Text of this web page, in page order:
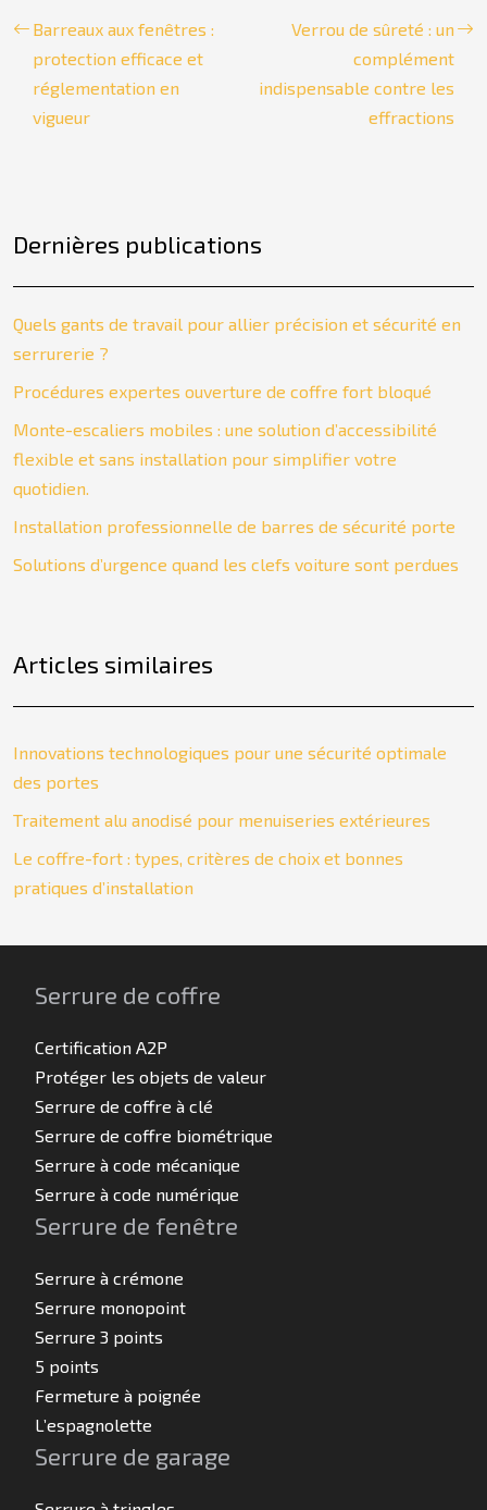
Barreaux aux fenêtres :
protection efficace et
réglementation en
vigueur
Verrou de sûreté : un
complément
indispensable contre les
effractions
Dernières publications
Quels gants de travail pour allier précision et sécurité en
serrurerie ?
Procédures expertes ouverture de coffre fort bloqué
Monte-escaliers mobiles : une solution d’accessibilité
flexible et sans installation pour simplifier votre
quotidien.
Installation professionnelle de barres de sécurité porte
Solutions d’urgence quand les clefs voiture sont perdues
Articles similaires
Innovations technologiques pour une sécurité optimale
des portes
Traitement alu anodisé pour menuiseries extérieures
Le coffre-fort : types, critères de choix et bonnes
pratiques d’installation
Serrure de coffre
Certification A2P
Protéger les objets de valeur
Serrure de coffre à clé
Serrure de coffre biométrique
Serrure à code mécanique
Serrure à code numérique
Serrure de fenêtre
Serrure à crémone
Serrure monopoint
Serrure 3 points
5 points
Fermeture à poignée
L’espagnolette
Serrure de garage